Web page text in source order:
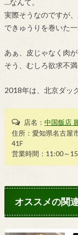
…なんて。
実際そうなのですが
できゅうりを巻いた
あぁ、皮じゃなく肉が
そう、むしろ欲求不
2018年は、北京ダッ
店名：中国飯店
住所：愛知県名古屋
41F
営業時間：11:00～
オススメの関